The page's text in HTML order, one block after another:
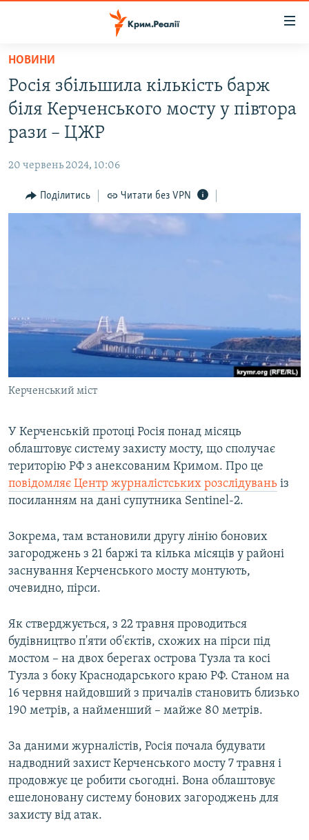
Перейти
основного
матеріалу
до
основної
навігації
Перейти
до
ВОДА.КРИМ
ВІДЕО ТА ФОТО
БЛОГИ
ПОГЛЯД
ВІДЕОУРОКИ «ELIFBE»
СВІДЧЕННЯ ОКУПАЦІЇ
ІНФОГРАФІКА
Русский
ДОЛУЧАЙСЯ!
Усі сайти RFE/RL
НОВИНИ
Росія збільшила кількість барж
біля Керченського мосту у півтора
рази – ЦЖР
20 червень 2024, 10:06
Поділитись Читати без VPN
Керченський міст
У Керченській протоці Росія понад місяць
облаштовує систему захисту мосту, що сполучає
територію РФ з анексованим Кримом. Про це
повідомляє Центр журналістських розслідувань із
посиланням на дані супутника Sentinel-2.
Зокрема, там встановили другу лінію бонових
загороджень з 21 баржі та кілька місяців у районі
заснування Керченського мосту монтують,
очевидно, пірси.
Як стверджується, з 22 травня проводиться
будівництво п'яти об'єктів, схожих на пірси під
мостом – на двох берегах острова Тузла та косі
Тузла з боку Краснодарського краю РФ. Станом на
16 червня найдовший з причалів становить близько
190 метрів, а найменший – майже 80 метрів.
За даними журналістів, Росія почала будувати
надводний захист Керченського мосту 7 травня і
продовжує це робити сьогодні. Вона облаштовує
ешелоновану систему бонових загороджень для
захисту від атак.